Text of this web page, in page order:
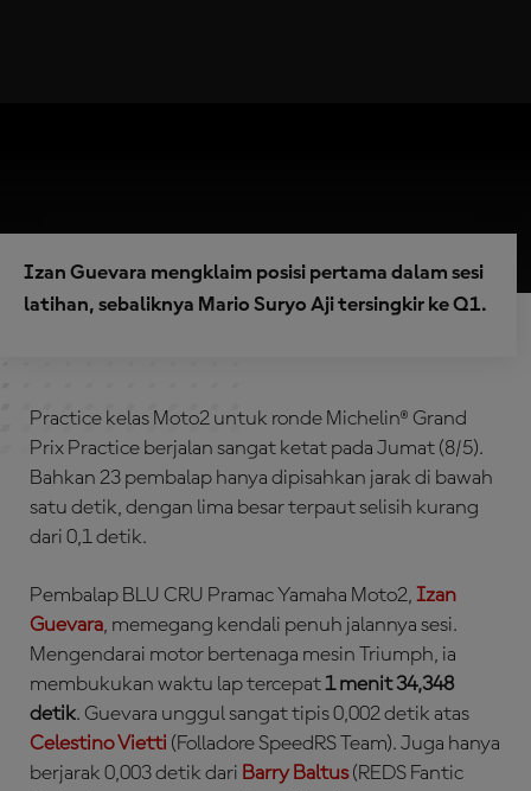
Izan Guevara mengklaim posisi pertama dalam sesi
latihan, sebaliknya Mario Suryo Aji tersingkir ke Q1.
Practice kelas Moto2 untuk ronde Michelin® Grand
Prix Practice berjalan sangat ketat pada Jumat (8/5).
Bahkan 23 pembalap hanya dipisahkan jarak di bawah
satu detik, dengan lima besar terpaut selisih kurang
dari 0,1 detik.
Pembalap BLU CRU Pramac Yamaha Moto2, Izan
Guevara, memegang kendali penuh jalannya sesi.
Mengendarai motor bertenaga mesin Triumph, ia
membukukan waktu lap tercepat1 menit 34,348
detik. Guevara unggul sangat tipis 0,002 detik atas
Celestino Vietti (Folladore SpeedRS Team). Juga hanya
berjarak 0,003 detik dari Barry Baltus(REDS Fantic